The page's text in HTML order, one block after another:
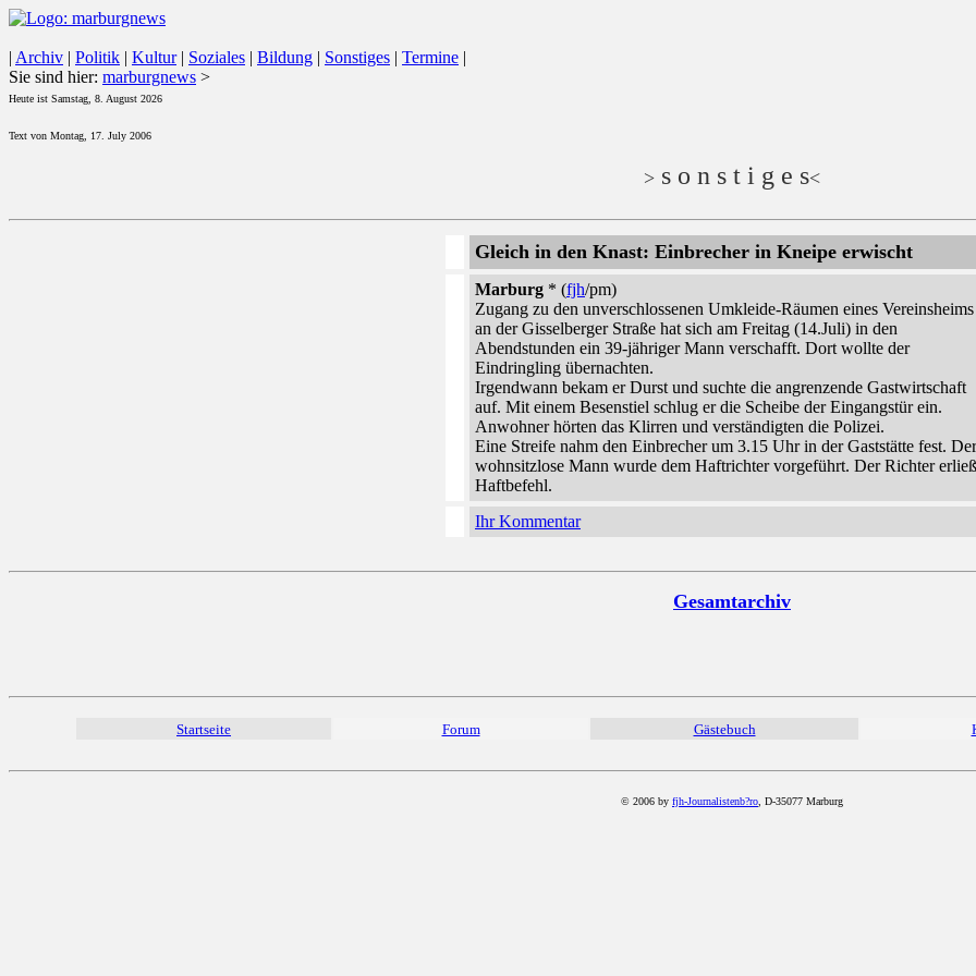
| Archiv | Politik | Kultur| Soziales | Bildung | Sonstiges | Termine |
Sie sind hier: marburgnews >
Heute ist Samstag, 8. August 2026
Text von Montag, 17. July 2006
> s o n s t i g e s<
Gleich in den Knast: Einbrecher in Kneipe erwischt
Marburg * (fjh/pm)
Zugang zu den unverschlossenen Umkleide-Räumen eines Vereinsheims
an der Gisselberger Straße hat sich am Freitag (14.Juli) in den
Abendstunden ein 39-jähriger Mann verschafft. Dort wollte der
Eindringling übernachten.
Irgendwann bekam er Durst und suchte die angrenzende Gastwirtschaft
auf. Mit einem Besenstiel schlug er die Scheibe der Eingangstür ein.
Anwohner hörten das Klirren und verständigten die Polizei.
Eine Streife nahm den Einbrecher um 3.15 Uhr in der Gaststätte fest. Der
wohnsitzlose Mann wurde dem Haftrichter vorgeführt. Der Richter erließ
Haftbefehl.
Ihr Kommentar
Gesamtarchiv
Startseite Forum Gästebuch
© 2006 by fjh-Journalistenb?ro , D-35077 Marburg